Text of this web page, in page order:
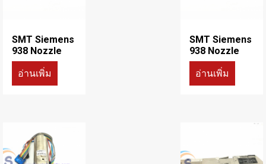
SMT Siemens
938 Nozzle
อ่านเพิ่ม
SMT Siemens
938 Nozzle
อ่านเพิ่ม